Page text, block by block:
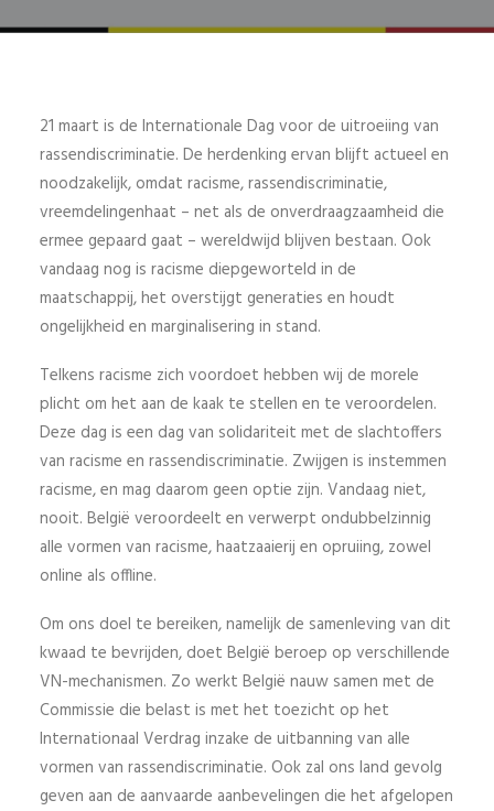
21 maart is de Internationale Dag voor de uitroeiing van
rassendiscriminatie. De herdenking ervan blijft actueel en
noodzakelijk, omdat racisme, rassendiscriminatie,
vreemdelingenhaat – net als de onverdraagzaamheid die
ermee gepaard gaat – wereldwijd blijven bestaan. Ook
vandaag nog is racisme diepgeworteld in de
maatschappij, het overstijgt generaties en houdt
ongelijkheid en marginalisering in stand.
Telkens racisme zich voordoet hebben wij de morele
plicht om het aan de kaak te stellen en te veroordelen.
Deze dag is een dag van solidariteit met de slachtoffers
van racisme en rassendiscriminatie. Zwijgen is instemmen
racisme, en mag daarom geen optie zijn. Vandaag niet,
nooit. België veroordeelt en verwerpt ondubbelzinnig
alle vormen van racisme, haatzaaierij en opruiing, zowel
online als offline.
Om ons doel te bereiken, namelijk de samenleving van dit
kwaad te bevrijden, doet België beroep op verschillende
VN-mechanismen. Zo werkt België nauw samen met de
Commissie die belast is met het toezicht op het
Internationaal Verdrag inzake de uitbanning van alle
vormen van rassendiscriminatie. Ook zal ons land gevolg
geven aan de aanvaarde aanbevelingen die het afgelopen